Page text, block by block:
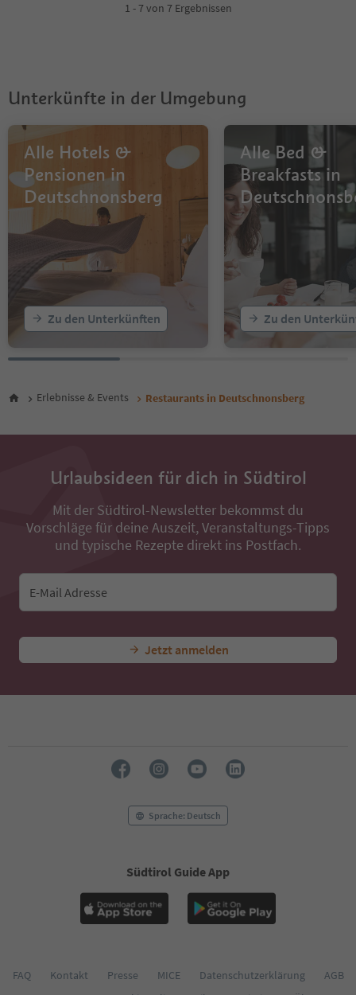
1 - 7 von 7 Ergebnissen
Unterkünfte in der Umgebung
Alle Hotels &
Pensionen in
Deutschnonsberg
Zu den Unterkünften
Alle Bed &
Breakfasts in
Zu den
Erlebnisse & Events Restaurants in Deutschnonsberg
Urlaubsideen für dich in Südtirol
Mit der Südtirol-Newsletter bekommst du
Vorschläge für deine Auszeit, Veranstaltungs-Tipps
und typische Rezepte direkt ins Postfach.
E-Mail Adresse
Jetzt anmelden
Sprache: Deutsch
Südtirol Guide App
FAQ Kontakt Presse MICE Datenschutzerklärung
AGB